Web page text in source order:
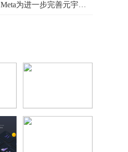
Meta为进一步完善元宇宙硬件生态系统 目前内部可能正在